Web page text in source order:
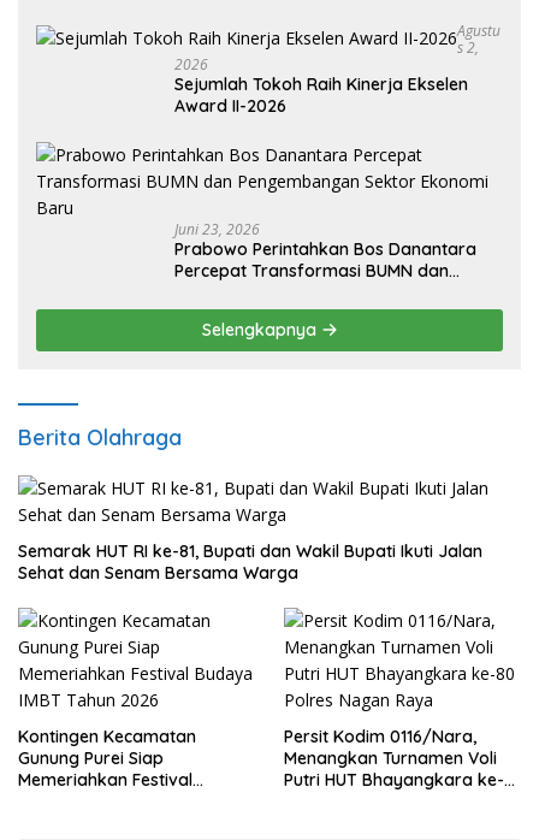
Agustu
S 2,
2026
Sejumlah Tokoh Raih Kinerja Ekselen
Award II-2026
Juni 23, 2026
Prabowo Perintahkan Bos Danantara
Percepat Transformasi BUMN dan
Selengkapnya
Berita Olahraga
Semarak HUT RI ke-81, Bupati dan Wakil Bupati Ikuti Jalan
Sehat dan Senam Bersama Warga
Kontingen Kecamatan
Gunung Purei Siap
Memeriahkan Festival
Persit Kodim 0116/Nara,
Menangkan Turnamen Voli
Putri HUT Bhayangkara ke-